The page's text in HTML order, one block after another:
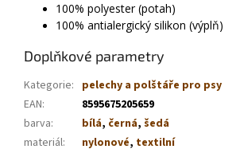
100% polyester (potah)
100% antialergický silikon (výplň)
Doplňkové parametry
Kategorie: pelechy a polštáře pro psy
EAN:
8595675205659
barva: bílá, černá, šedá
materiál: nylonové, textilní